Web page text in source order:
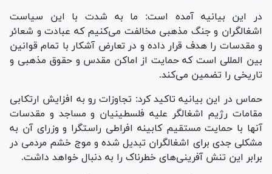
در این بیانیه آمده است: ما به شدت با این سیاست
اشغالگران و جنگ مذهبی مخالفت می‌کنیم که عبادت و شعائر
و مقدسات را هدف قرار داده و در تعارض آشکار با تمام قوانین
بین المللی است که حمایت از اماکن مقدس و حقوق مذهبی و
تاریخی را تضمین می‌کند.
حماس در این بیانیه تاکید کرد: تجاوزات رو به افزایش ارتکابی
مقامات رژیم اشغالگر علیه فلسطینیان و مساجد و مقدسات
آنها با حمایت مستقیم کابینه افراطی راستگرا و وزرای آن به
مشکلی جدی برای اشغالگران تبدیل شده و موج خشم مردمی در
برابر این تنش آفرینی‌های خطرناک را به دنبال خواهد داشت.